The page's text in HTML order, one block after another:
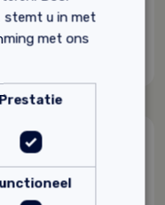
gegevens.
stemt u in met
met ons
Prestatie